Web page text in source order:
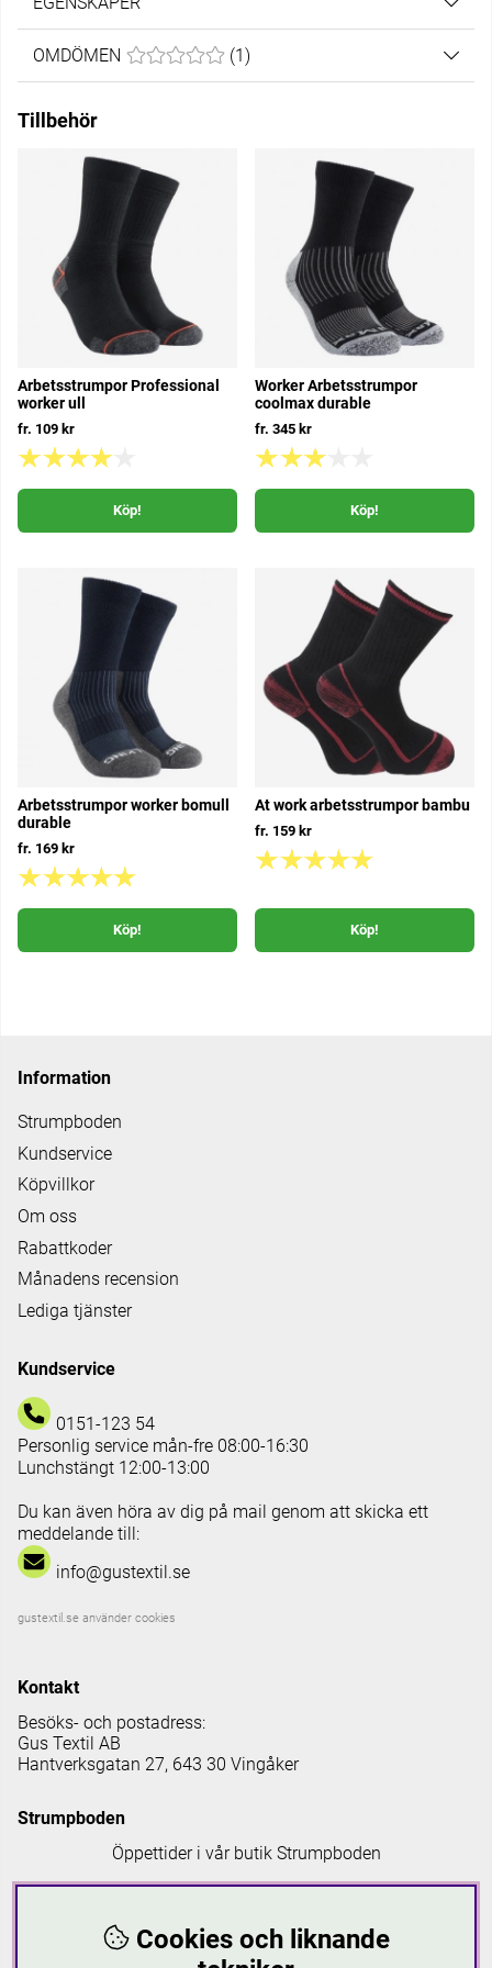
OMDÖMEN MEDELBETYG 0 AV 5 ANTAL BETYG 1
(1)
Tillbehör
Arbetsstrumpor Professional
worker ull
fr. 109 kr
Köp!
Worker Arbetsstrumpor
coolmax durable
fr. 345 kr
Köp!
Arbetsstrumpor worker bomull
durable
fr. 169 kr
Köp!
At work arbetsstrumpor bambu
fr. 159 kr
Köp!
Information
Strumpboden
Kundservice
Köpvillkor
Om oss
Rabattkoder
Månadens recension
Lediga tjänster
Kundservice
0151-123 54
Personlig service mån-fre 08:00-16:30
Lunchstängt 12:00-13:00
Du kan även höra av dig på mail genom att skicka ett
meddelande till:
info@gustextil.se
gustextil.se använder cookies
Kontakt
Besöks- och postadress:
Gus Textil AB
Hantverksgatan 27, 643 30 Vingåker
Strumpboden
Öppettider i vår butik Strumpboden
Onsdag: 08 - 16.30
Torsdag: 08 - 18
Cookies och liknande